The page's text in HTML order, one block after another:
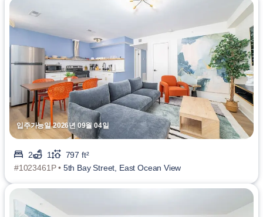
입주가능일 2026년 09월 04일
2 1
797 ft²
#1023461P • 5th Bay Street, East Ocean View